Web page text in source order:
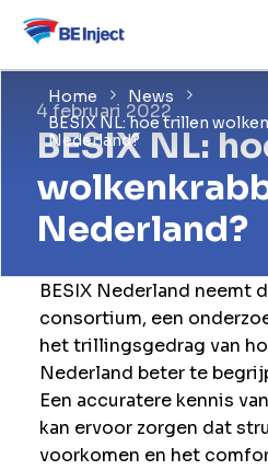
Home
News
BESIX NL: hoe trillen
Nederland?
4 februari 2022
BESIX NL:
Nederland?
BESIX Nederland neemt
consortium, een
het trillingsgedrag van
Nederland beter te
Een accuratere kennis
kan ervoor zorgen dat
voorkomen en het